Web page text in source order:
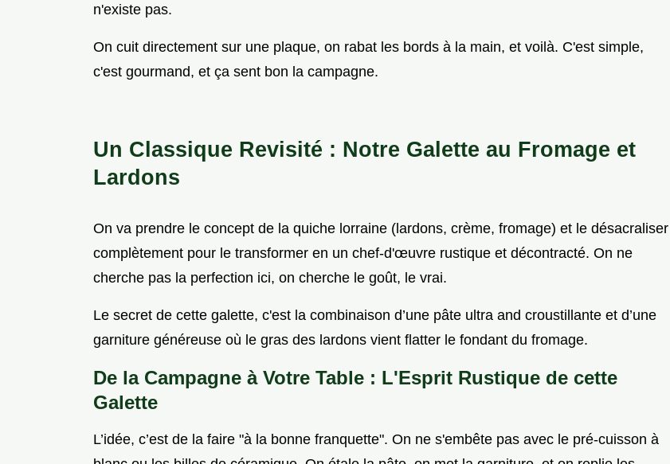
n'existe pas.
On cuit directement sur une plaque, on rabat les bords à la main, et voilà. C'est simple,
c'est gourmand, et ça sent bon la campagne.
Un Classique Revisité : Notre Galette au Fromage et
Lardons
On va prendre le concept de la quiche lorraine (lardons, crème, fromage) et le désacraliser
complètement pour le transformer en un chef-d'œuvre rustique et décontracté. On ne
cherche pas la perfection ici, on cherche le goût, le vrai.
Le secret de cette galette, c'est la combinaison d’une pâte ultra and croustillante et d’une
garniture généreuse où le gras des lardons vient flatter le fondant du fromage.
De la Campagne à Votre Table : L'Esprit Rustique de cette
Galette
L’idée, c’est de la faire "à la bonne franquette". On ne s'embête pas avec le pré-cuisson à